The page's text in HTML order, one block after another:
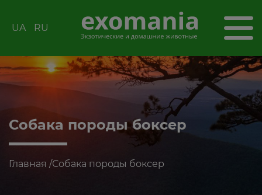
UA RU
Собака породы боксер
Главная /Собака породы боксер